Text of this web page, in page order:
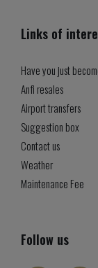
Links of
Have you just
Anfi resales
Airport transfers
Suggestion box
Contact us
Weather
Maintenance Fee
Follow us